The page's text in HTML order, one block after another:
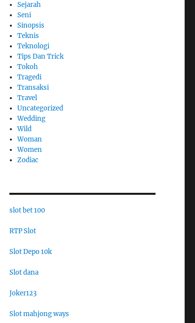
Sejarah
Seni
Sinopsis
Teknis
Teknologi
Tips Dan Trick
Tokoh
Tragedi
Transaksi
Travel
Uncategorized
Wedding
Wild
Woman
Women
Zodiac
slot bet 100
RTP Slot
Slot Depo 10k
Slot dana
Joker123
Slot mahjong ways